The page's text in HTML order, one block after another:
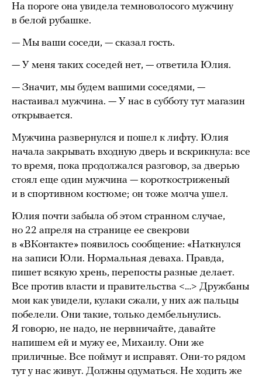
На пороге она увидела темноволосого мужчину
в белой рубашке.
— Мы ваши соседи, — сказал гость.
— У меня таких соседей нет, — ответила Юлия.
— Значит, мы будем вашими соседями, —
настаивал мужчина. — У нас в субботу тут магазин
открывается.
Мужчина развернулся и пошел к лифту. Юлия
начала закрывать входную дверь и вскрикнула: все
то время, пока продолжался разговор, за дверью
стоял еще один мужчина — короткостриженый
и в спортивном костюме; он тоже молча ушел.
Юлия почти забыла об этом странном случае,
но 22 апреля на странице ее свекрови
в «ВКонтакте» появилось сообщение: «Наткнулся
на записи Юли. Нормальная деваха. Правда,
пишет всякую хрень, перепосты разные делает.
Все против власти и правительства <…> Дружбаны
мои как увидели, кулаки сжали, у них аж пальцы
побелели. Они такие, только дембельнулись.
Я говорю, не надо, не нервничайте, давайте
напишем ей и мужу ее, Михаилу. Они же
приличные. Все поймут и исправят. Они-то рядом
тут у нас живут. Должны одуматься. Не ходить же